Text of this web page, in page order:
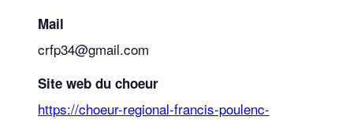
Mail
crfp34@gmail.com
Site web du choeur
https://choeur-regional-francis-poulenc-